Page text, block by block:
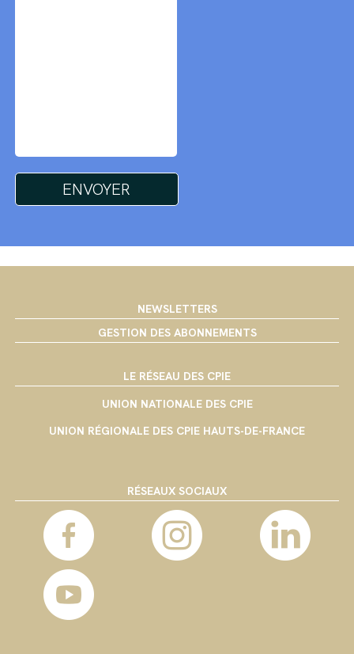
NEWSLETTERS
GESTION DES ABONNEMENTS
LE RÉSEAU DES CPIE
UNION NATIONALE DES CPIE
UNION RÉGIONALE DES CPIE HAUTS-DE-FRANCE
RÉSEAUX SOCIAUX